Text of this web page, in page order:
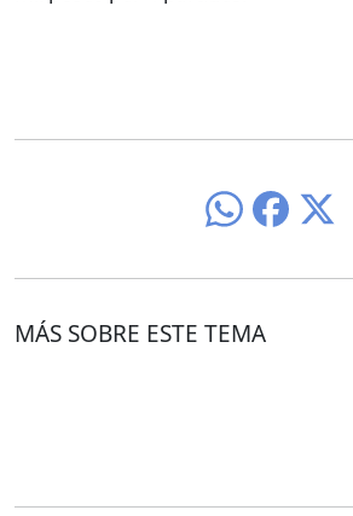
MÁS SOBRE ESTE TEMA